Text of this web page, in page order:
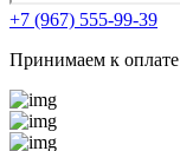
+7 (967) 555-99-39
Принимаем к оплате